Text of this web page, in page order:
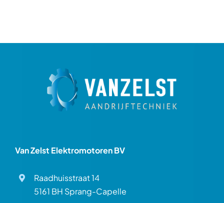
Van Zelst Elektromotoren BV
Raadhuisstraat 14
5161 BH Sprang-Capelle